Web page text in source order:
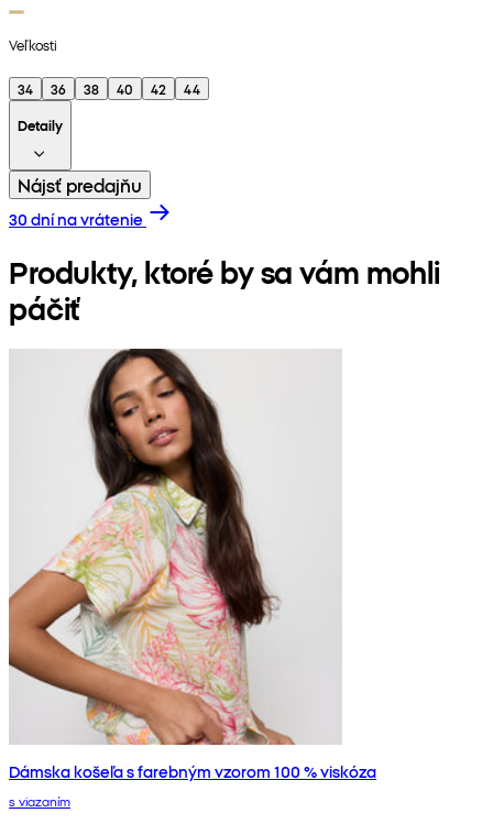
Veľkosti
34 36 38 40 42
44
Detaily
Nájsť predajňu
30 dní na vrátenie
Produkty, ktoré by sa vám mohli
páčiť
Dámska košeľa s farebným vzorom 100 % viskóza
s viazaním